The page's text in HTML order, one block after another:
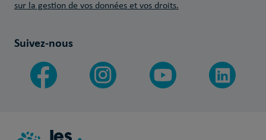
sur la gestion de vos données et vos droits.
Suivez-nous